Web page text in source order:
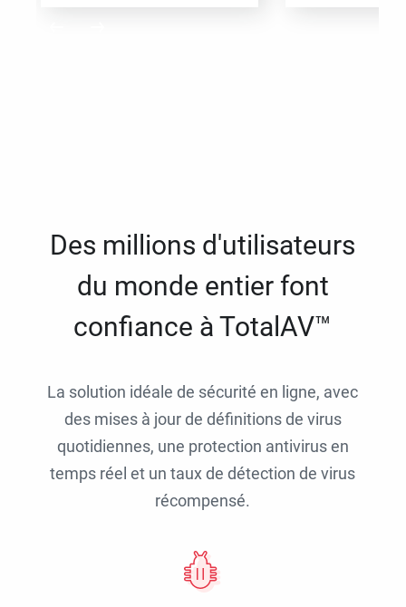
Des millions d'utilisateurs
du monde entier font
confiance à TotalAV™
La solution idéale de sécurité en ligne, avec
des mises à jour de définitions de virus
quotidiennes, une protection antivirus en
temps réel et un taux de détection de virus
récompensé.